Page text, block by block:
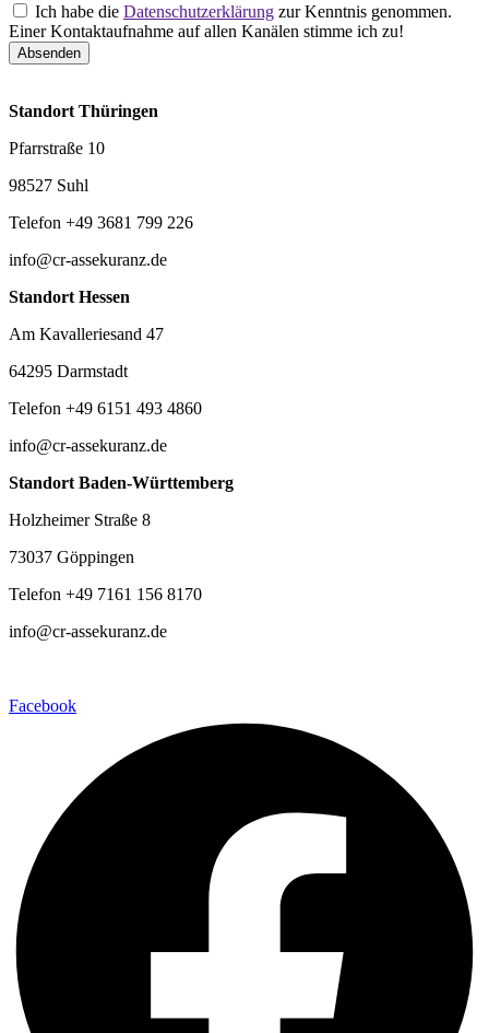
Ich habe die Datenschutzerklärung zur Kenntnis genommen.
Einer Kontaktaufnahme auf allen Kanälen stimme ich zu!
Absenden
Standort Thüringen
Pfarrstraße 10
98527 Suhl
Telefon +49 3681 799 226
info@cr-assekuranz.de
Standort Hessen
Am Kavalleriesand 47
64295 Darmstadt
Telefon +49 6151 493 4860
info@cr-assekuranz.de
Standort Baden-Württemberg
Holzheimer Straße 8
73037 Göppingen
Telefon +49 7161 156 8170
info@cr-assekuranz.de
Facebook